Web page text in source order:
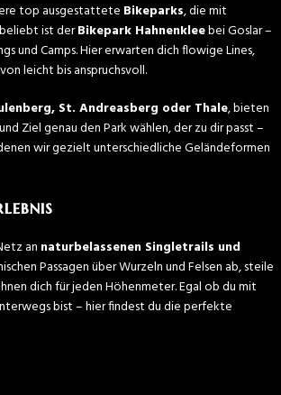
top ausgestattete Bikeparks, die mit
ist derBikepark Hahnenkleebei Goslar –
und Camps. Hier erwarten dich flowige Lines,
leicht bis anspruchsvoll.
St. Andreasberg oder Thale, bieten
Ziel genau den Park wählen, der zu dir passt –
wir gezielt unterschiedliche Geländeformen
an naturbelassenen Singletrails und
Passagen über Wurzeln und Felsen ab, steile
dich für jeden Höhenmeter. Egal ob du mit
bist – hier findest du die perfekte